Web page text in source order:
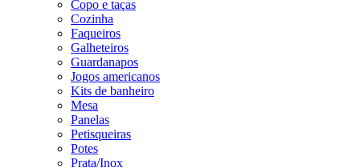
Copo e taças
Cozinha
Faqueiros
Galheteiros
Guardanapos
Jogos americanos
Kits de banheiro
Mesa
Panelas
Petisqueiras
Potes
Prata/Inox